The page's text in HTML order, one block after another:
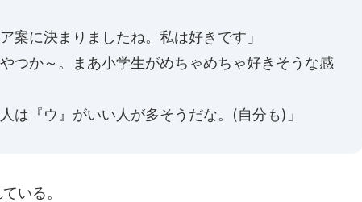
案に決まりましたね。私は好きです」
つか～。まあ小学生がめちゃめちゃ好きそうな感
は『ウ』がいい人が多そうだな。(自分も)」
いる。